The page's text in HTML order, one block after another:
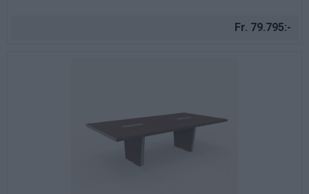
Fr. 79.795:-